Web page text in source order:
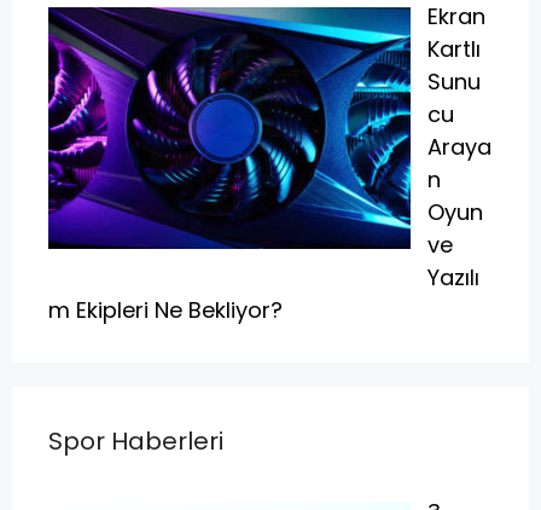
Ekran
Kartlı
Sunu
cu
Araya
n
Oyun
ve
Yazılı
m Ekipleri Ne Bekliyor?
Spor Haberleri